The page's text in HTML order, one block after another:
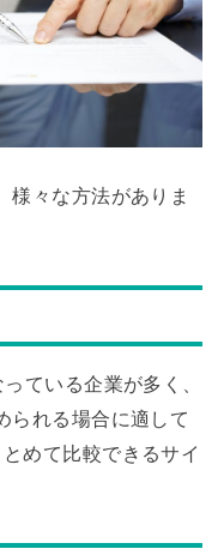
様々な方法がありま
ている企業が多く、
られる場合に適して
めて比較できるサイ